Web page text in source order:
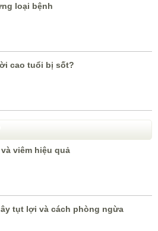
loại bệnh
cao tuổi bị sốt?
viêm hiệu quả
tụt lợi và cách phòng ngừa